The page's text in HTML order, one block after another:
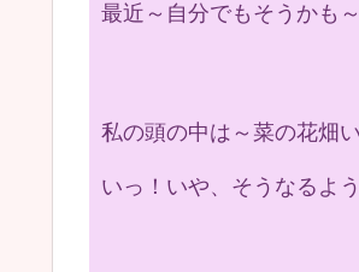
最近～自分でもそうかも
私の頭の中は～菜の花畑
いっ！いや、そうなるよ